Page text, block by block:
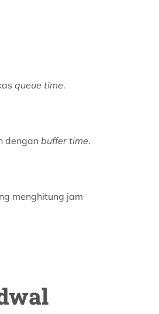
queue time.
dengan buffer time.
menghitung jam